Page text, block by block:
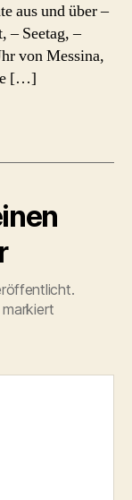
aus und über –
– Seetag, –
von Messina,
[…]
markiert